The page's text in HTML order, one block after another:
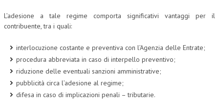
L’adesione a tale regime comporta significativi vantaggi per il
contribuente, tra i quali:
interlocuzione costante e preventiva con l’Agenzia delle Entrate;
procedura abbreviata in caso di interpello preventivo;
riduzione delle eventuali sanzioni amministrative;
pubblicità circa l’adesione al regime;
difesa in caso di implicazioni penali – tributarie.